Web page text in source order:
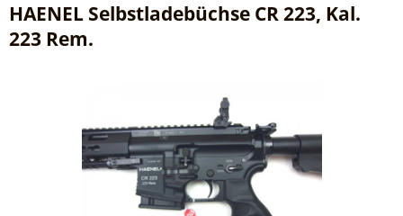
HAENEL Selbstladebüchse CR 223, Kal.
223 Rem.